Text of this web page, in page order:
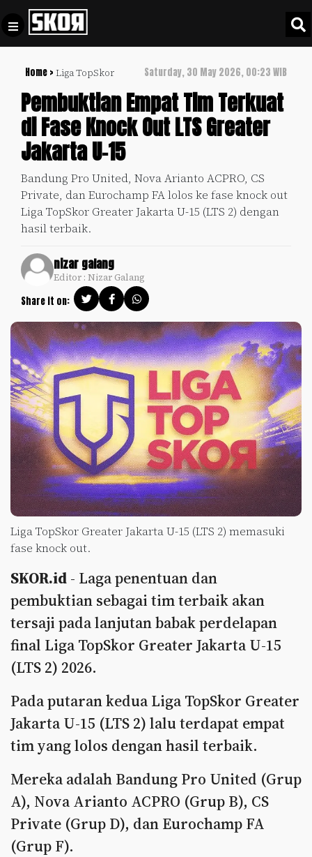
Home > Liga TopSkor Saturday, 30 May 2026, 00:23 WIB
Pembuktian Empat Tim Terkuat
di Fase Knock Out LTS Greater
Jakarta U-15
Bandung Pro United, Nova Arianto ACPRO, CS
Private, dan Eurochamp FA lolos ke fase knock out
Liga TopSkor Greater Jakarta U-15 (LTS 2) dengan
hasil terbaik.
nizar galang
Editor : Nizar Galang
Share it on:
Liga TopSkor Greater Jakarta U-15 (LTS 2) memasuki
fase knock out.
SKOR.id - Laga penentuan dan
pembuktian sebagai tim terbaik akan
tersaji pada lanjutan babak perdelapan
final Liga TopSkor Greater Jakarta U-15
(LTS 2) 2026.
Pada putaran kedua Liga TopSkor Greater
Jakarta U-15 (LTS 2) lalu terdapat empat
tim yang lolos dengan hasil terbaik.
Mereka adalah Bandung Pro United (Grup
A), Nova Arianto ACPRO (Grup B), CS
Private (Grup D), dan Eurochamp FA
(Grup F).
Football +
Culture +
+
Timnas
Indonesia
SKOR
SPECIAL
Video
Policy
Pedoman
Pemberitaan
Media
Siber
Disclaimer
Tentang